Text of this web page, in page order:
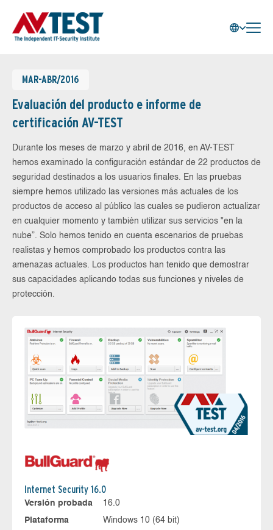
MAR-ABR/2016
Evaluación del producto e informe de
certificación AV-TEST
Durante los meses de marzo y abril de 2016, en AV-TEST
hemos examinado la configuración estándar de 22 productos de
seguridad destinados a los usuarios finales. En las pruebas
siempre hemos utilizado las versiones más actuales de los
productos de acceso al público las cuales se pudieron actualizar
en cualquier momento y también utilizar sus servicios "en la
nube”. Solo hemos tenido en cuenta escenarios de pruebas
realistas y hemos comprobado los productos contra las
amenazas actuales. Los productos han tenido que demostrar
sus capacidades aplicando todas sus funciones y niveles de
protección.
Internet Security 16.0
Versión probada
16.0
Plataforma
Windows 10 (64 bit)